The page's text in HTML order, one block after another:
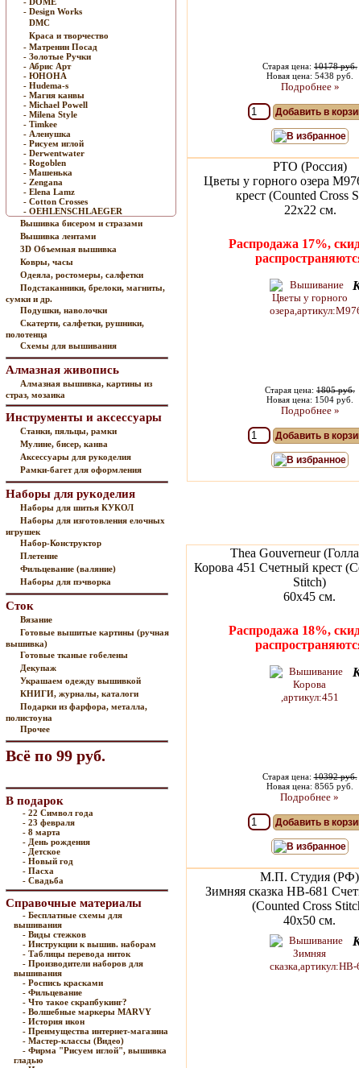
- Design Works
DMC
Краса и творчество
- Матренин Посад
- Золотые Ручки
- Абрис Арт
- ЮНОНА
- Hudema-s
- Магия канвы
- Michael Powell
- Milena Style
- Timkee
- Аленушка
- Рисуем иглой
- Derwentwater
- Rogoblen
- Машенька
- Zengana
- Elena Lamz
- Cotton Crosses
- OEHLENSCHLAEGER
Вышивка бисером и стразами
Вышивка лентами
3D Объемная вышивка
Ковры, часы
Одеяла, ростомеры, салфетки
Подстаканники, брелоки, магниты,
сумки и др.
Подушки, наволочки
Скатерти, салфетки, рушники,
полотенца
Схемы для вышивания
Алмазная живопись
Алмазная вышивка, картины из
страз, мозаика
Инструменты и аксессуары
Станки, пяльцы, рамки
Мулине, бисер, канва
Аксессуары для рукоделия
Рамки-багет для оформления
Наборы для рукоделия
Наборы для шитья КУКОЛ
Наборы для изготовления елочных
игрушек
Набор-Конструктор
Плетение
Фильцевание (валяние)
Наборы для пэчворка
Сток
Вязание
Готовые вышитые картины (ручная
вышивка)
Готовые тканые гобелены
Декупаж
Украшаем одежду вышивкой
КНИГИ, журналы, каталоги
Подарки из фарфора, металла,
полистоуна
Прочее
Всё по 99 руб.
В подарок
- 22 Символ года
- 23 февраля
- 8 марта
- День рождения
- Детское
- Новый год
- Пасха
- Свадьба
Справочные материалы
- Бесплатные схемы для
вышивания
- Виды стежков
- Инструкции к вышив. наборам
- Таблицы перевода ниток
- Производители наборов для
вышивания
- Роспись красками
- Фильцевание
- Что такое скрапбукинг?
- Волшебные маркеры MARVY
- История икон
- Преимущества интернет-магазина
- Мастер-классы (Видео)
- Фирма "Рисуем иглой", вышивка
гладью
Старая цена: 10178 руб.
Новая цена: 5438 руб.
Подробнее »
Добавить в
В избранное
РТО (Россия)
Цветы у горного озера
крест (Counted Cross
22х22 см.
Распродажа 17%,
Старая цена: 1805 руб.
Новая цена: 1504 руб.
Подробнее »
Добавить в
В избранное
Thea Gouverneur
Корова 451 Счетный крест
Stitch)
60х45 см.
Распродажа 18%,
Старая цена:10392 руб.
Новая цена: 8565 руб.
Подробнее »
Добавить в
В избранное
М.П. Студия (РФ)
Зимняя сказка НВ-681
(Counted Cross
40х50 см.